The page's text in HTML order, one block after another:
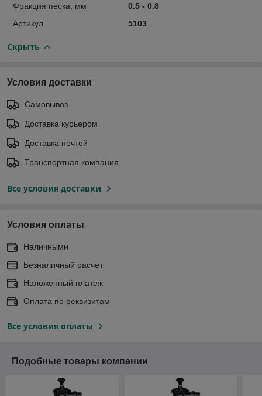
Фракция песка, мм
0.5 - 0.8
Артикул
5103
Скрыть
Условия доставки
Самовывоз
Доставка курьером
Доставка почтой
Транспортная компания
Все условия доставки
Условия оплаты
Наличными
Безналичный расчет
Наложенный платеж
Оплата по реквизитам
Все условия оплаты
Подобные товары компании